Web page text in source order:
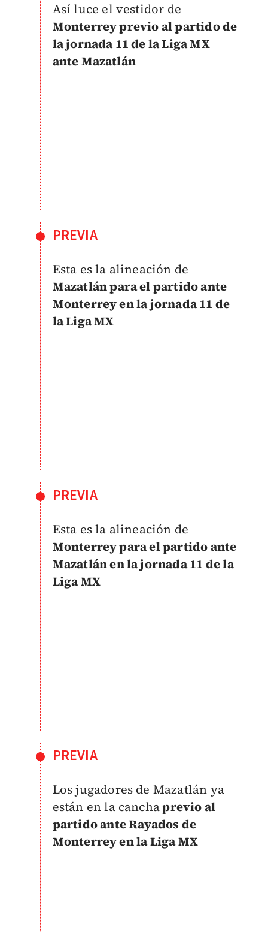
Así luce el vestidor de
Monterrey previo al partido de
la jornada 11 de la Liga MX
ante Mazatlán
PREVIA
Esta es la alineación de
Mazatlán para el partido ante
Monterrey en la jornada 11 de
la Liga MX
PREVIA
Esta es la alineación de
Monterrey para el partido ante
Mazatlán en la jornada 11 de la
Liga MX
PREVIA
Los jugadores de Mazatlán ya
están en la canchaprevio al
partido ante Rayados de
Monterrey en la Liga MX